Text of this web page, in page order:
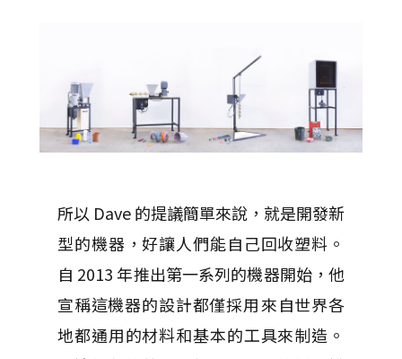
所以 Dave 的提議簡單來說，就是開發新
型的機器，好讓人們能自己回收塑料。
自 2013 年推出第一系列的機器開始，他
宣稱這機器的設計都僅採用​​來自世界各
地都通用的材料和基本的工具來制造。